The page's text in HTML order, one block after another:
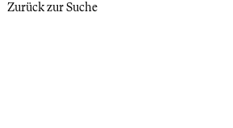
Zurück zur Suche